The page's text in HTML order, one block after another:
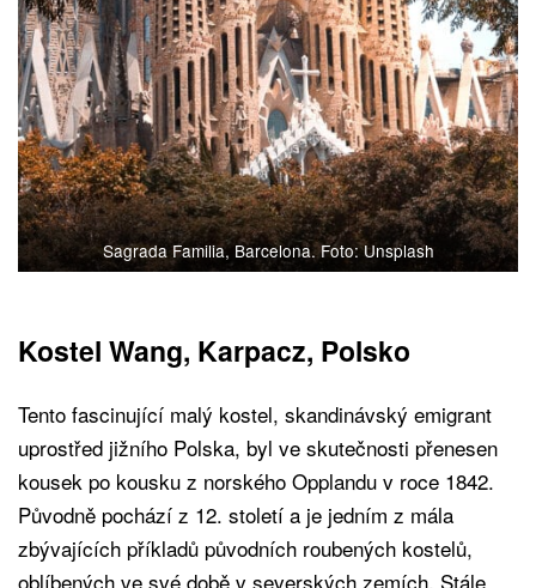
Sagrada Familia, Barcelona. Foto: Unsplash
Kostel Wang, Karpacz, Polsko
Tento fascinující malý kostel, skandinávský emigrant
uprostřed jižního Polska, byl ve skutečnosti přenesen
kousek po kousku z norského Opplandu v roce 1842.
Původně pochází z 12. století a je jedním z mála
zbývajících příkladů původních roubených kostelů,
oblíbených ve své době v severských zemích. Stále